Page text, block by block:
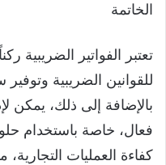
الخاتمة
تعتبر الفواتير الضريبية
للقوانين الضريبية
بالإضافة إلى ذلك، يمكن
فعال، خاصة باستخدام
كفاءة العمليات التجارية،